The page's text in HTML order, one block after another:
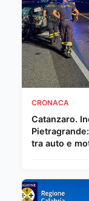
CRONACA
Catanzaro.
tra auto e